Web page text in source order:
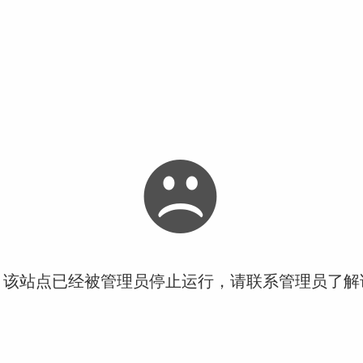
站点已经被管理员停止运行，请联系管理员了